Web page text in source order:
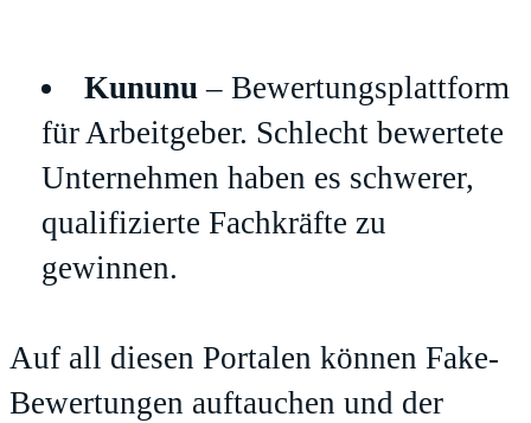
Kununu – Bewertungsplattform
für Arbeitgeber. Schlecht bewertete
Unternehmen haben es schwerer,
qualifizierte Fachkräfte zu
gewinnen.
Auf all diesen Portalen können Fake-
Bewertungen auftauchen und der